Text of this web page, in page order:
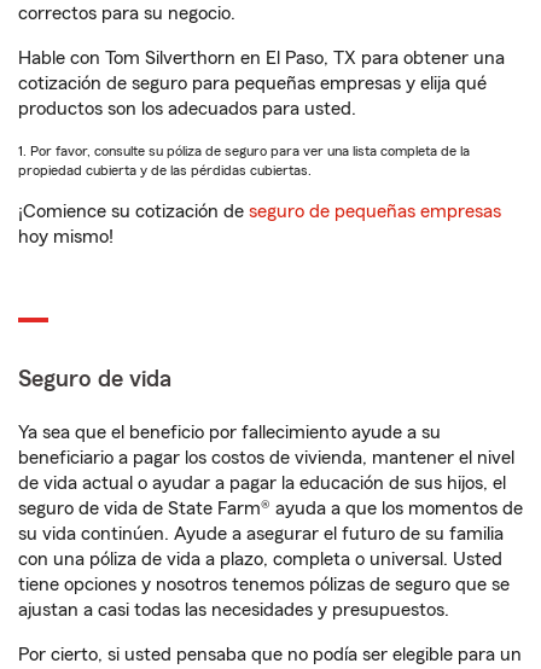
correctos para su negocio.
Hable con Tom Silverthorn en El Paso, TX para obtener una
cotización de seguro para pequeñas empresas y elija qué
productos son los adecuados para usted.
1. Por favor, consulte su póliza de seguro para ver una lista completa de la
propiedad cubierta y de las pérdidas cubiertas.
¡Comience su cotización de seguro de pequeñas empresas
hoy mismo!
Seguro de vida
Ya sea que el beneficio por fallecimiento ayude a su
beneficiario a pagar los costos de vivienda, mantener el nivel
de vida actual o ayudar a pagar la educación de sus hijos, el
seguro de vida de State Farm® ayuda a que los momentos de
su vida continúen. Ayude a asegurar el futuro de su familia
con una póliza de vida a plazo, completa o universal. Usted
tiene opciones y nosotros tenemos pólizas de seguro que se
ajustan a casi todas las necesidades y presupuestos.
Por cierto, si usted pensaba que no podía ser elegible para un